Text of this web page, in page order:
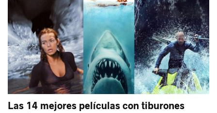
Las 14 mejores películas con tiburones